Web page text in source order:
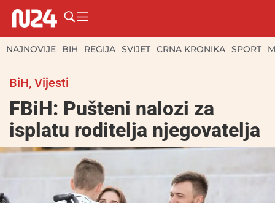
NAJNOVIJE BIH REGIJA SVIJET CRNA KRONIKA SPORT
BiH, Vijesti
FBiH: Pušteni nalozi za
isplatu roditelja njegovatelja